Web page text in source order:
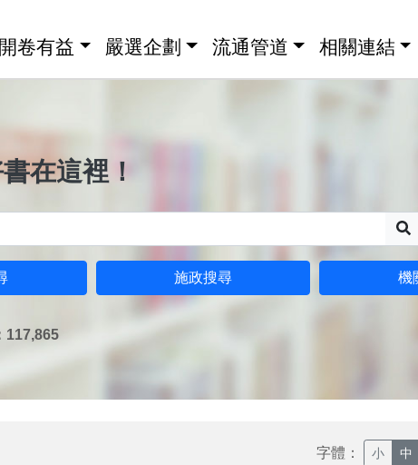
卷有益 嚴選企劃 流通管道 相關連結
在這裡！
施政搜尋 機
117,865
字體： 小 中